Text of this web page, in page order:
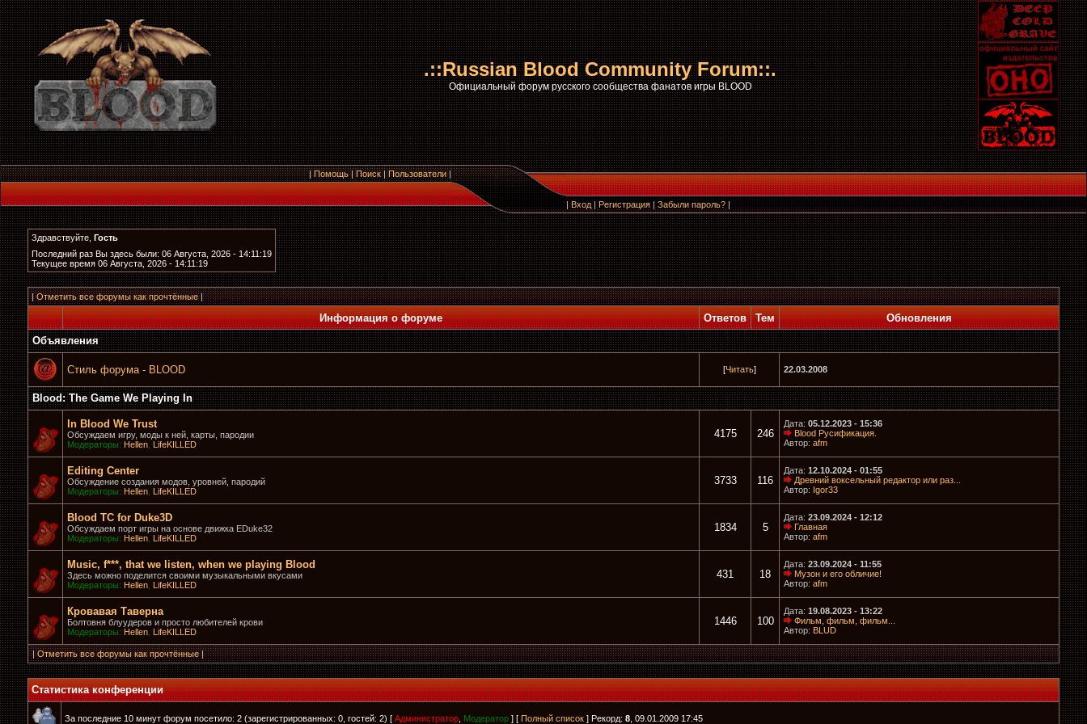
.::Russian Blood Community Forum::.
Официальный форум русского сообщества фанатов игры BLOOD
|Помощь|Поиск|Пользователи|
|Вход|Регистрация|Забыли пароль?|
Здравствуйте, Гость
Последний раз Вы здесь были: 06 Августа, 2026 - 14:11:19
Текущее время 06 Августа, 2026 - 14:11:19
|Отметить все форумы как прочтённые|
Информация о форуме Ответов Тем
Обновления
Объявления
Стиль форума - BLOOD [Читать] 22.03.2008
Blood: The Game We Playing In
In Blood We Trust
Обсуждаем игру, моды к ней, карты, пародии
Модераторы: Hellen LifeKILLED
4175 246
Дата: 05.12.2023 - 15:36
Blood Русификация.
Автор: afm
Editing Center
Обсуждение создания модов, уровней, пародий
Модераторы: Hellen LifeKILLED
3733 116
Дата: 12.10.2024 - 01:55
Древний воксельный редактор или раз...
Автор: Igor33
Blood TC for Duke3D
Обсуждаем порт игры на основе движка EDuke32
Модераторы: Hellen LifeKILLED
1834 5
Дата: 23.09.2024 - 12:12
Главная
Автор: afm
Music, f***, that we listen, when we playing Blood
Здесь можно поделится своими музыкальными вкусами
Модераторы: Hellen LifeKILLED
431 18
Дата: 23.09.2024 - 11:55
Музон и его обличие!
Автор: afm
Кровавая Таверна
Болтовня блуудеров и просто любителей крови
Модераторы: Hellen LifeKILLED
1446 100
Дата: 19.08.2023 - 13:22
Фильм, фильм, фильм...
Автор: BLUD
|Отметить все форумы как прочтённые|
Статистика конференции
За последние 10 минут форум посетило: 2 (зарегистрированных: 0, гостей: 2) [ Администратор Модератор ] [ Полный список ] Рекорд: 8 , 09.01.2009 17:45